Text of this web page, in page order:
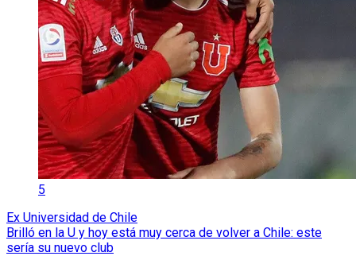
5
Ex Universidad de Chile
Brilló en la U y hoy está muy cerca de volver a Chile: este
sería su nuevo club